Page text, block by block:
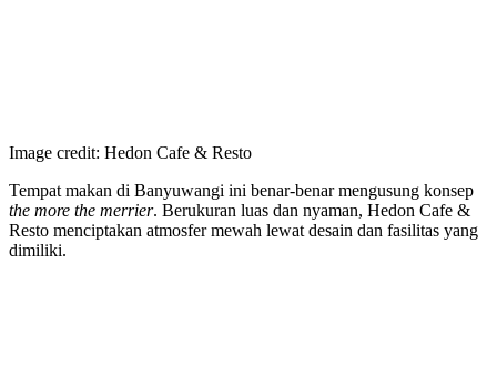
Image credit: Hedon Cafe & Resto
Tempat makan di Banyuwangi ini benar-benar mengusung konsep
the more the merrier. Berukuran luas dan nyaman, Hedon Cafe &
Resto menciptakan atmosfer mewah lewat desain dan fasilitas yang
dimiliki.